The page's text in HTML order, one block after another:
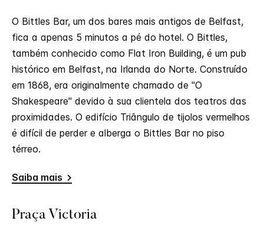
O Bittles Bar, um dos bares mais antigos de Belfast,
fica a apenas 5 minutos a pé do hotel. O Bittles,
também conhecido como Flat Iron Building, é um pub
histórico em Belfast, na Irlanda do Norte. Construído
em 1868, era originalmente chamado de "O
Shakespeare" devido à sua clientela dos teatros das
proximidades. O edifício Triângulo de tijolos vermelhos
é difícil de perder e alberga o Bittles Bar no piso
térreo.
Saiba mais
Praça Victoria